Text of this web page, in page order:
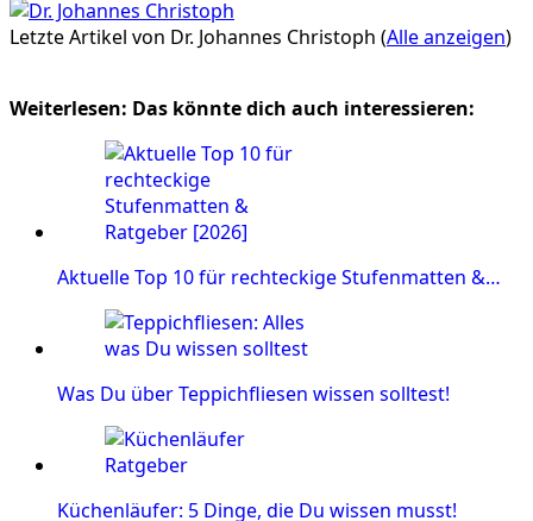
Letzte Artikel von Dr. Johannes Christoph (Alle anzeigen)
Weiterlesen: Das könnte dich auch interessieren:
Aktuelle Top 10 für rechteckige Stufenmatten &…
Was Du über Teppichfliesen wissen solltest!
Küchenläufer: 5 Dinge, die Du wissen musst!